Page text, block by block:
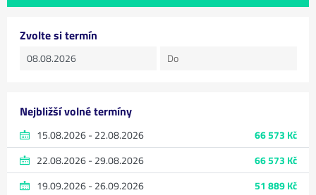
Zvolte si termín
Nejbližší volné termíny
15.08.2026 - 22.08.2026
66 573 Kč
22.08.2026 - 29.08.2026
66 573 Kč
19.09.2026 - 26.09.2026
51 889 Kč